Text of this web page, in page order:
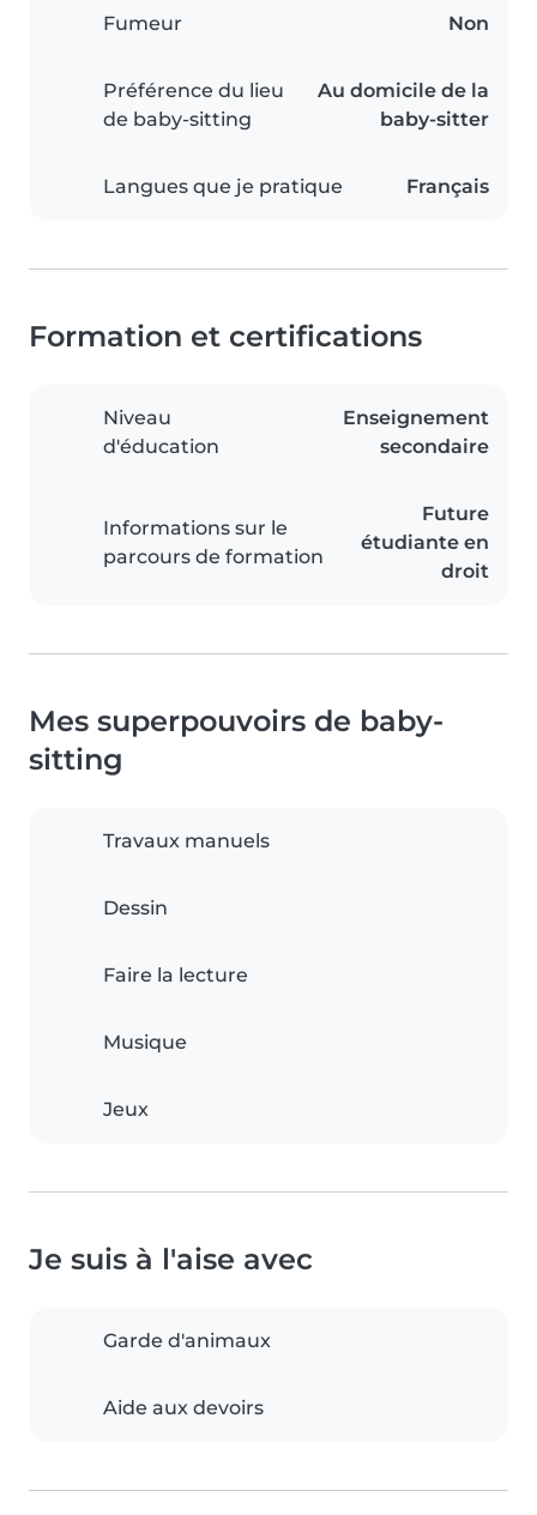
Fumeur Non
Préférence du lieu
de baby-sitting
Au domicile de la
baby-sitter
Langues que je pratique Français
Formation et certifications
Niveau
d'éducation
Enseignement
secondaire
Informations sur le
parcours de formation
Future
étudiante en
droit
Mes superpouvoirs de baby-
sitting
Travaux manuels
Dessin
Faire la lecture
Musique
Jeux
Je suis à l'aise avec
Garde d'animaux
Aide aux devoirs